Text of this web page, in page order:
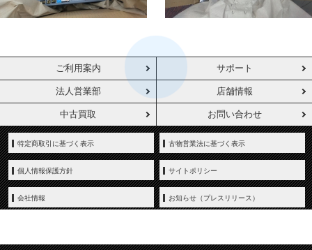
ご利用案内 サポート
法人営業部 店舗情報
中古買取 お問い合わせ
特定商取引に基づく表示 古物営業法に基づく表示
個人情報保護方針 サイトポリシー
会社情報 お知らせ（プレスリリース）